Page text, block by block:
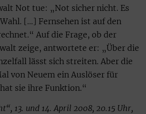
Not tue: „Not sicher nicht. Es
[…] Fernsehen ist auf den
Auf die Frage, ob der
zeige, antwortete er: „Über die
lässt sich streiten. Aber die
von Neuem ein Auslöser für
sie ihre Funktion.“
13. und 14. April 2008, 20.15 Uhr,